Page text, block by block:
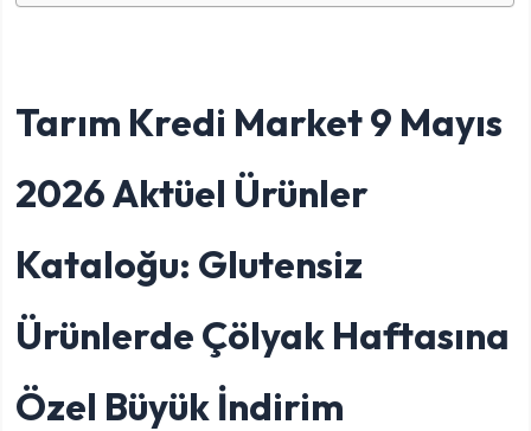
Tarım Kredi Market 9 Mayıs
2026 Aktüel Ürünler
Kataloğu: Glutensiz
Ürünlerde Çölyak Haftasına
Özel Büyük İndirim